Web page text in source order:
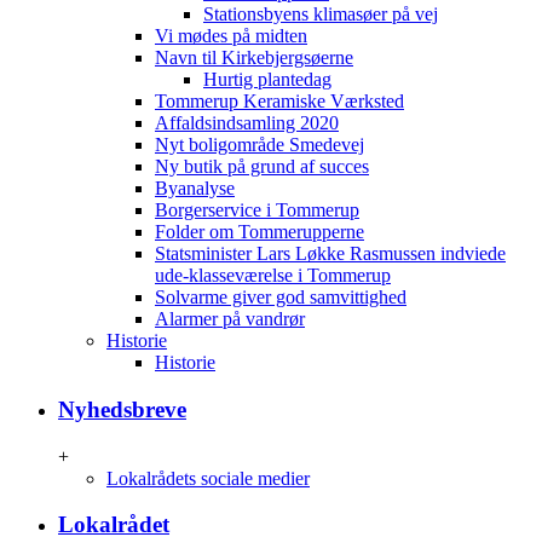
Stationsbyens klimasøer på vej
Vi mødes på midten
Navn til Kirkebjergsøerne
Hurtig plantedag
Tommerup Keramiske Værksted
Affaldsindsamling 2020
Nyt boligområde Smedevej
Ny butik på grund af succes
Byanalyse
Borgerservice i Tommerup
Folder om Tommerupperne
Statsminister Lars Løkke Rasmussen indviede
ude-klasseværelse i Tommerup
Solvarme giver god samvittighed
Alarmer på vandrør
Historie
Historie
Nyhedsbreve
+
Lokalrådets sociale medier
Lokalrådet